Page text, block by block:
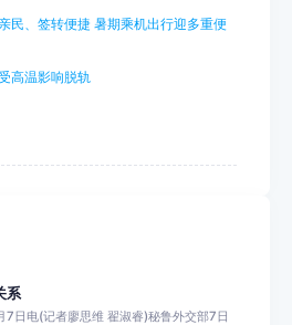
民、签转便捷 暑期乘机出行迎多重便
高温影响脱轨
系
电(记者廖思维 翟淑睿)秘鲁外交部7日